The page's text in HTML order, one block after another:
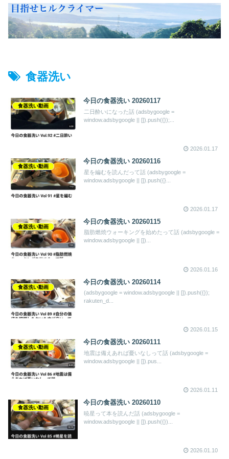
食器洗い
食器洗い動画
今日の食器洗い 20260117
二日酔いになった話 (adsbygoogle =
window.adsbygoogle || []).push({});...
2026.01.17
食器洗い動画
今日の食器洗い 20260116
星を編むを読んだって話 (adsbygoogle =
window.adsbygoogle || []).push({}...
2026.01.17
食器洗い動画
今日の食器洗い 20260115
脂肪燃焼ウォーキングを始めたって話 (adsbygoogle =
window.adsbygoogle || [])...
2026.01.16
食器洗い動画
今日の食器洗い 20260114
(adsbygoogle = window.adsbygoogle || []).push({});
rakuten_d...
2026.01.15
食器洗い動画
今日の食器洗い 20260111
地震は備えあれば憂いなしって話 (adsbygoogle =
window.adsbygoogle || []).pus...
2026.01.11
食器洗い動画
今日の食器洗い 20260110
暁星って本を読んだ話 (adsbygoogle =
window.adsbygoogle || []).push({})...
2026.01.10